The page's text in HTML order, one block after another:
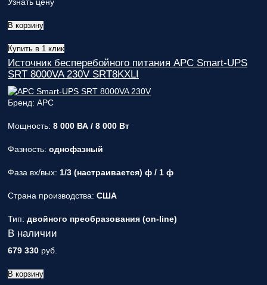
В корзину
Купить в 1 клик
Источник бесперебойного питания APC Smart-UPS
SRT 8000VA 230V SRT8KXLI
Бренд: APC
Мощность: 8 000 ВА / 8 000 Вт
Фазность: однофазный
Фаза вх/вых: 1/3 (настраивается) ф / 1 ф
Страна производства: США
Тип: двойного преобразования (on-line)
В наличии
679 330 руб.
В корзину